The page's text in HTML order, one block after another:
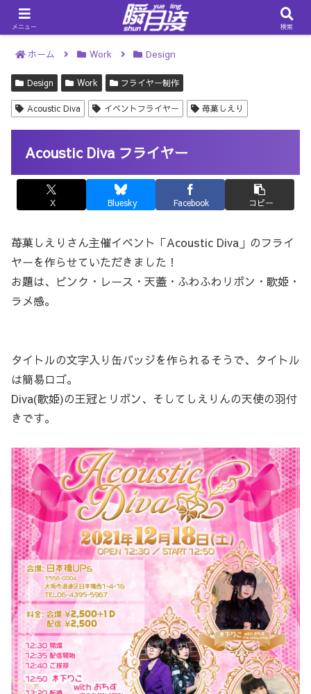
ホーム Work Design
Design Work フライヤー制作
Acoustic Diva イベントフライヤー 苺菓しえり
Acoustic Diva フライヤー
X Bluesky Facebook コピー
苺菓しえりさん主催イベント「Acoustic Diva」のフライ
ヤーを作らせていただきました！
お題は、ピンク・レース・天蓋・ふわふわリボン・歌姫・
ラメ感。
タイトルの文字入り缶バッジを作られるそうで、タイトル
は簡易ロゴ。
Diva(歌姫)の王冠とリボン、そしてしえりんの天使の羽付
きです。
メニュー 検索